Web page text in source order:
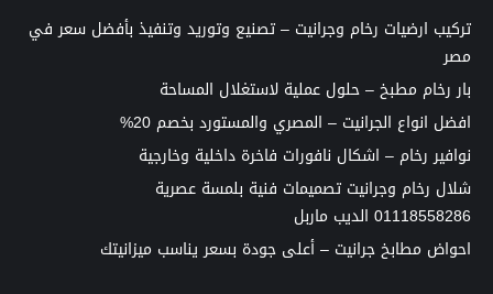
تركيب ارضيات رخام وجرانيت – تصنيع وتوريد وتنفيذ بأفضل سعر في
مصر
بار رخام مطبخ – حلول عملية لاستغلال المساحة
افضل انواع الجرانيت – المصري والمستورد بخصم 20%
نوافير رخام – اشكال نافورات فاخرة داخلية وخارجية
شلال رخام وجرانيت تصميمات فنية بلمسة عصرية
01118558286 الديب ماربل
احواض مطابخ جرانيت – أعلى جودة بسعر يناسب ميزانيتك